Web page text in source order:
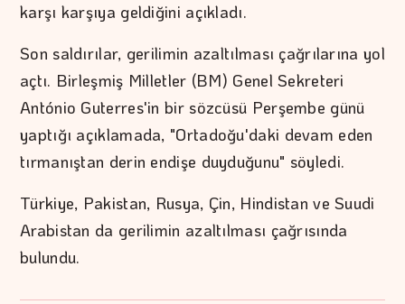
karşı karşıya geldiğini açıkladı.
Son saldırılar, gerilimin azaltılması çağrılarına yol
açtı. Birleşmiş Milletler (BM) Genel Sekreteri
António Guterres'in bir sözcüsü Perşembe günü
yaptığı açıklamada, "Ortadoğu'daki devam eden
tırmanıştan derin endişe duyduğunu" söyledi.
Türkiye, Pakistan, Rusya, Çin, Hindistan ve Suudi
Arabistan da gerilimin azaltılması çağrısında
bulundu.